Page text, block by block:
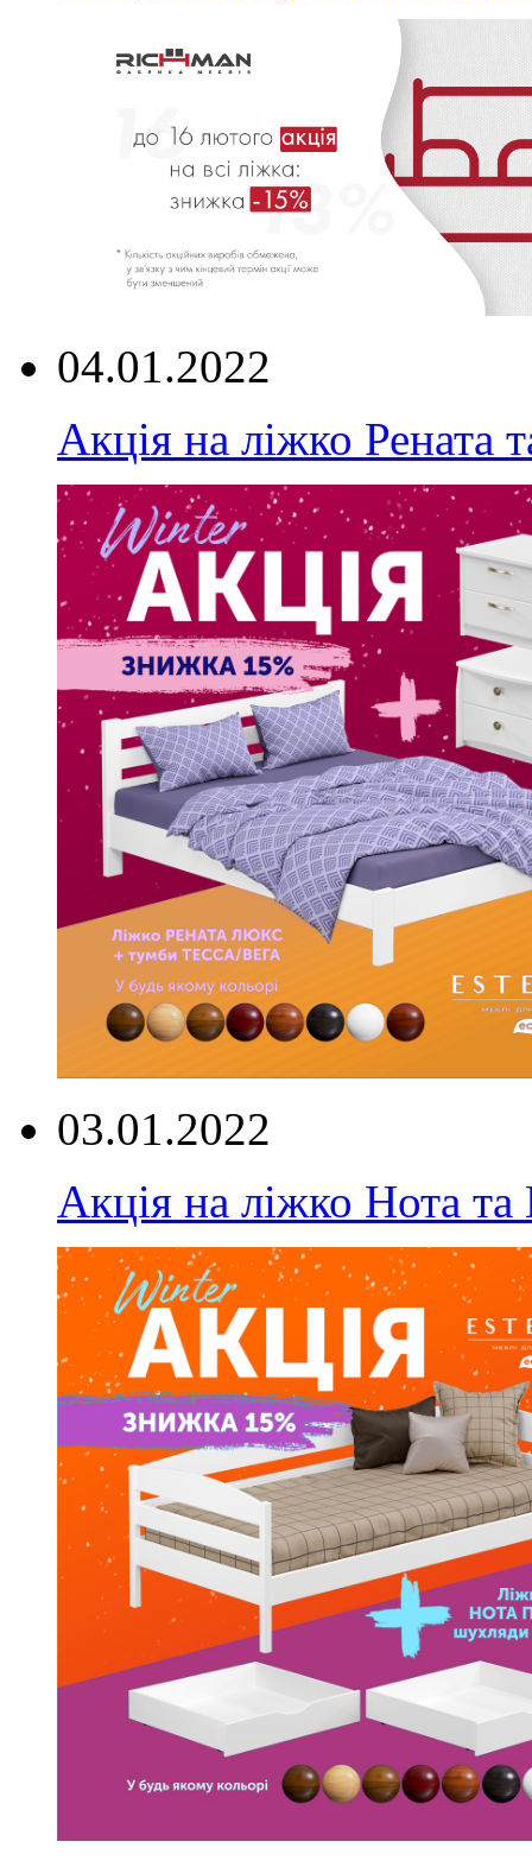
04.01.2022
Акція на ліжко
03.01.2022
Акція на ліжко Нота